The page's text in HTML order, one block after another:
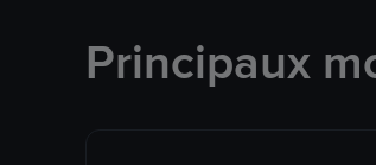
Principaux